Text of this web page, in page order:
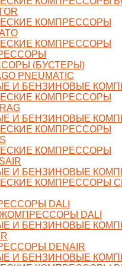
КОМПРЕССОРЫ
КОМПРЕССОРЫ
(БУСТЕРЫ)
PNEUMATIC
И БЕНЗИНОВЫЕ
КОМПРЕССОРЫ
И БЕНЗИНОВЫЕ
КОМПРЕССОРЫ
КОМПРЕССОРЫ
И БЕНЗИНОВЫЕ
КОМПРЕССОРЫ
DALI
DALI
И БЕНЗИНОВЫЕ
DENAIR
И БЕНЗИНОВЫЕ